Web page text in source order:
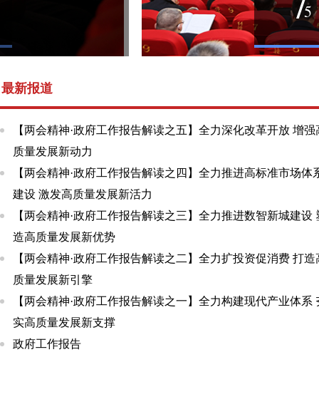
5
最新报道
【两会精神·政府工作报告解读之五】全力深化改革开放 增强
质量发展新动力
【两会精神·政府工作报告解读之四】全力推进高标准市场体
建设 激发高质量发展新活力
【两会精神·政府工作报告解读之三】全力推进数智新城建设
造高质量发展新优势
【两会精神·政府工作报告解读之二】全力扩投资促消费 打造
质量发展新引擎
【两会精神·政府工作报告解读之一】全力构建现代产业体系
实高质量发展新支撑
政府工作报告